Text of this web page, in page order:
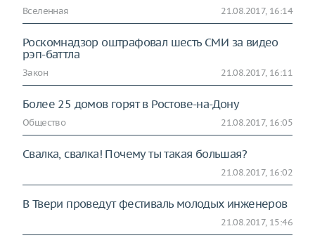
Вселенная 21.08.2017, 16:14
Роскомнадзор оштрафовал шесть СМИ за видео
рэп-баттла
Закон 21.08.2017, 16:11
Более 25 домов горят в Ростове-на-Дону
Общество 21.08.2017, 16:05
Свалка, свалка! Почему ты такая большая?
21.08.2017, 16:02
В Твери проведут фестиваль молодых инженеров
21.08.2017, 15:46